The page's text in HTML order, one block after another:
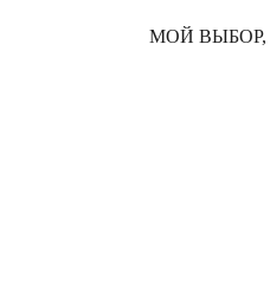
МОЙ